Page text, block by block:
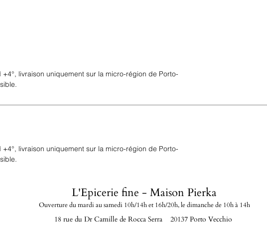
livraison uniquement sur la micro-région de Porto-
livraison uniquement sur la micro-région de Porto-
L'Epicerie fine - Maison Pierka
Ouverture du mardi au samedi 10h/14h et 16h/20h, le dimanche de 10h à 14h
18 rue du Dr Camille de Rocca Serra 20137 Porto Vecchio